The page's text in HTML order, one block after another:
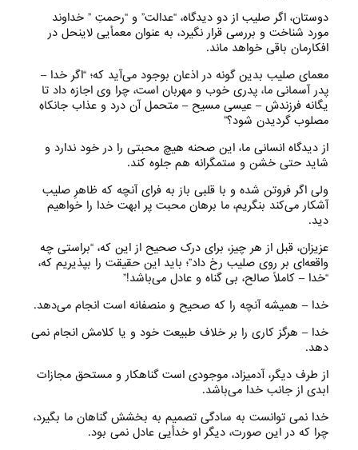
دوستان، اگر صلیب از دو دیدگاه، “عدالت” و “رحمتِ ” خداوند
مورد شناخت و بررسی قرار نگیرد، به عنوان معمأیی لاینحل در
افکارمان باقی خواهد ماند.
معمای صلیب بدین گونه در اذعان بوجود می‌‌آید که؛ “اگر خدا –
پدر آسمانی ما، پدری خوب و مهربان است، چرا وی اجازه داد تا
یگانه فرزندش – عیسی مسیح – متحمل آن درد و عذاب جانکاهِ
مصلوب گردیدن شود؟”
از دیدگاه انسانی ما، این صحنه هیچ محبتی را در خود ندارد و
شاید حتی خشن و ستمگرانه هم جلوه کند.
ولی‌ اگر فروتن شده و با قلبی باز به فرای آنچه که ظاهرِ صلیب
آشکار می‌‌کند بنگریم، ما برهان محبت پر ابهت خدا را خواهیم
دید.
عزیزان، قبل از هر چیز، برای درک صحیح از این که، “براستی چه
واقعه‌ای بر روی صلیب رخ داد”؛ باید این حقیقت را بپذیریم که،
“خدا – کاملاً صالح، بی‌ گناه و عادل می‌‌باشد!”
خدا – همیشه آنچه را که صحیح و منصفانه است انجام می‌‌دهد.
خدا – هرگز کاری را بر خلاف طبیعت خود و یا کلامش انجام نمی
دهد.
از طرف دیگر، آدمیزاد، موجودی است گناهکار و مستحق مجازات
ابدی از جانب خدا می‌‌باشد.
خدا نمی توانست به سادگی تصمیم به بخشش گناهان ما بگیرد،
چرا که در این صورت، دیگر او خدأیی عادل نمی بود.